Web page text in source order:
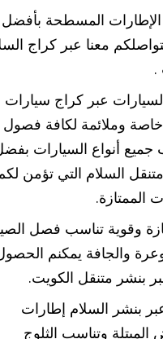
المسطحة بأفضل
معنا عبر كراج
.
عبر كراج سيارات
خاصة وملائمة لكافة فصول
جميع أنواع السيارات
السلام التي تؤمن
الممتازة.
وقوية تناسب فصل
والجافة يمكنم
بنشر متنقل الكويت.
بنشر السلام إطارات
وتناسب الثلوج